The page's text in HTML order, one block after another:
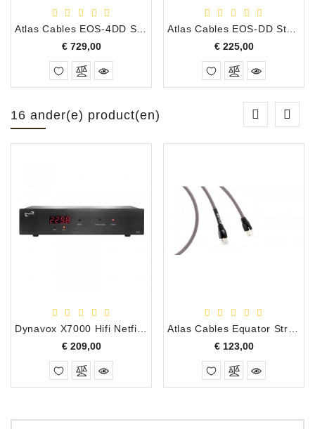
€ 729,00Prijs
€ 225,00Prijs
16 ander(e) product(en)
€ 209,00Prijs
€ 123,00Prijs